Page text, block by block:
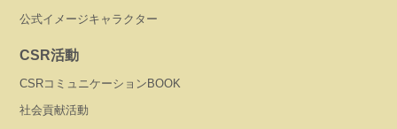
公式イメージキャラクター
CSR活動
CSRコミュニケーションBOOK
社会貢献活動